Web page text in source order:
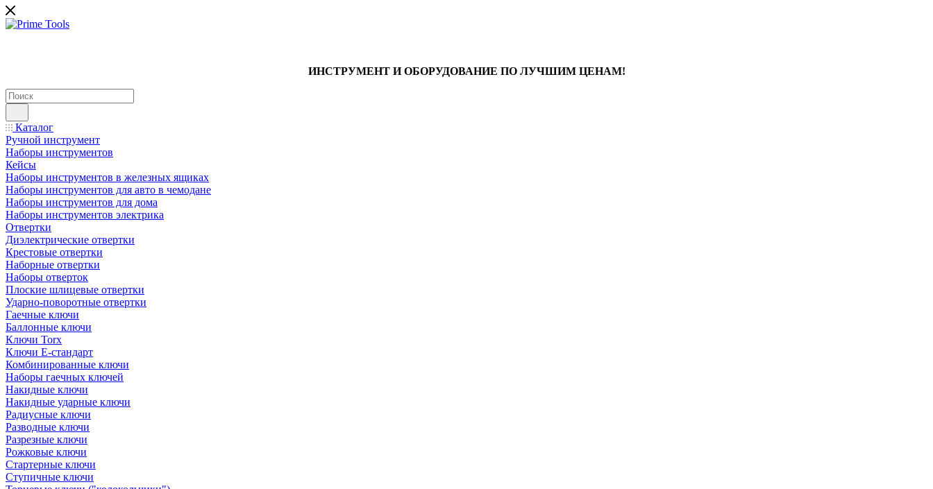
ИНСТРУМЕНТ И ОБОРУДОВАНИЕ ПО ЛУЧШИМ ЦЕНАМ!
Каталог
Ручной инструмент
Наборы инструментов
Кейсы
Наборы инструментов в железных ящиках
Наборы инструментов для авто в чемодане
Наборы инструментов для дома
Наборы инструментов электрика
Отвертки
Диэлектрические отвертки
Крестовые отвертки
Наборные отвертки
Наборы отверток
Плоские шлицевые отвертки
Ударно-поворотные отвертки
Гаечные ключи
Баллонные ключи
Ключи Torx
Ключи Е-стандарт
Комбинированные ключи
Наборы гаечных ключей
Накидные ключи
Накидные ударные ключи
Радиусные ключи
Разводные ключи
Разрезные ключи
Рожковые ключи
Стартерные ключи
Ступичные ключи